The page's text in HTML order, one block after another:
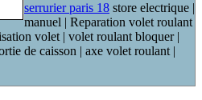
serrurier paris 18 store electrique |
manuel | Reparation volet roulant
volet | volet roulant bloquer |
de caisson | axe volet roulant |